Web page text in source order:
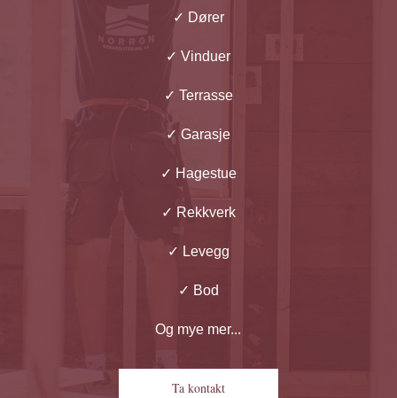
✓ Dører
✓ Vinduer
✓ Terrasse
✓ Garasje
✓ Hagestue
✓ Rekkverk
✓ Levegg
✓ Bod
Og mye mer...
Ta kontakt